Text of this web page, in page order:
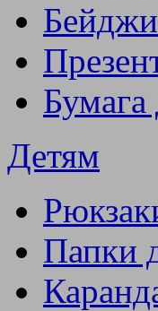
Бейджи
Детям
Папки